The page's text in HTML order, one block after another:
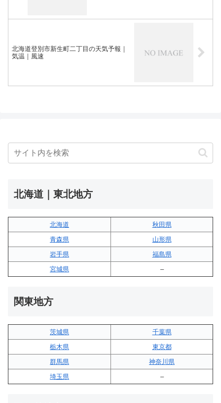
北海道登別市新生町二丁目の天気予報｜
気温｜風速
北海道｜東北地方
北海道
秋田県
青森県
山形県
岩手県
福島県
宮城県
–
関東地方
茨城県
千葉県
栃木県
東京都
群馬県
神奈川県
埼玉県
–